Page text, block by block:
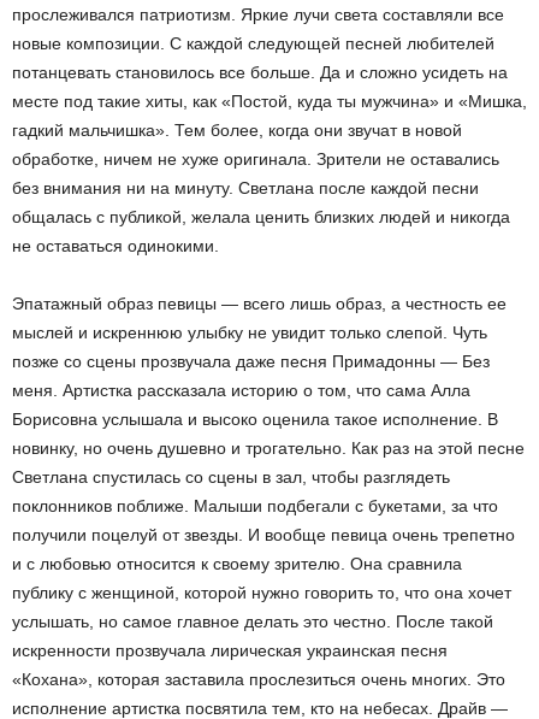
прослеживался патриотизм. Яркие лучи света составляли все
новые композиции. С каждой следующей песней любителей
потанцевать становилось все больше. Да и сложно усидеть на
месте под такие хиты, как «Постой, куда ты мужчина» и «Мишка,
гадкий мальчишка». Тем более, когда они звучат в новой
обработке, ничем не хуже оригинала. Зрители не оставались
без внимания ни на минуту. Светлана после каждой песни
общалась с публикой, желала ценить близких людей и никогда
не оставаться одинокими.
Эпатажный образ певицы — всего лишь образ, а честность ее
мыслей и искреннюю улыбку не увидит только слепой. Чуть
позже со сцены прозвучала даже песня Примадонны — Без
меня. Артистка рассказала историю о том, что сама Алла
Борисовна услышала и высоко оценила такое исполнение. В
новинку, но очень душевно и трогательно. Как раз на этой песне
Светлана спустилась со сцены в зал, чтобы разглядеть
поклонников поближе. Малыши подбегали с букетами, за что
получили поцелуй от звезды. И вообще певица очень трепетно
и с любовью относится к своему зрителю. Она сравнила
публику с женщиной, которой нужно говорить то, что она хочет
услышать, но самое главное делать это честно. После такой
искренности прозвучала лирическая украинская песня
«Кохана», которая заставила прослезиться очень многих. Это
исполнение артистка посвятила тем, кто на небесах. Драйв —